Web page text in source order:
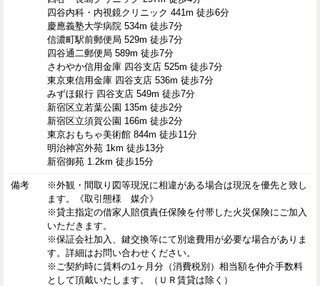
四谷内科・内視鏡クリニック 441m 徒歩6分
慶應義塾大学病院 534m 徒歩7分
信濃町駅前郵便局 529m 徒歩7分
四谷通二郵便局 589m 徒歩7分
さわやか信用金庫 四谷支店 525m 徒歩7分
東京東信用金庫 四谷支店 536m 徒歩7分
みずほ銀行 四谷支店 549m 徒歩7分
新宿区立若葉公園 135m 徒歩2分
新宿区立須賀公園 166m 徒歩2分
東京おもちゃ美術館 844m 徒歩11分
明治神宮外苑 1km 徒歩13分
新宿御苑 1.2km 徒歩15分
備考
※外観・間取り図等現況に相違がある場合は現況を優先と致し
ます。《取引態様 媒介》
※貸主指定の借家人賠償責任保険を付帯した火災保険にご加入
いただきます。
※保証会社加入、鍵交換等にて別途費用が必要な場合がありま
す。詳細はお問い合わせください。
※ご契約時に賃料の1ヶ月分（消費税別）相当額を仲介手数料
として頂戴いたします。（ＵＲ賃貸は除く）